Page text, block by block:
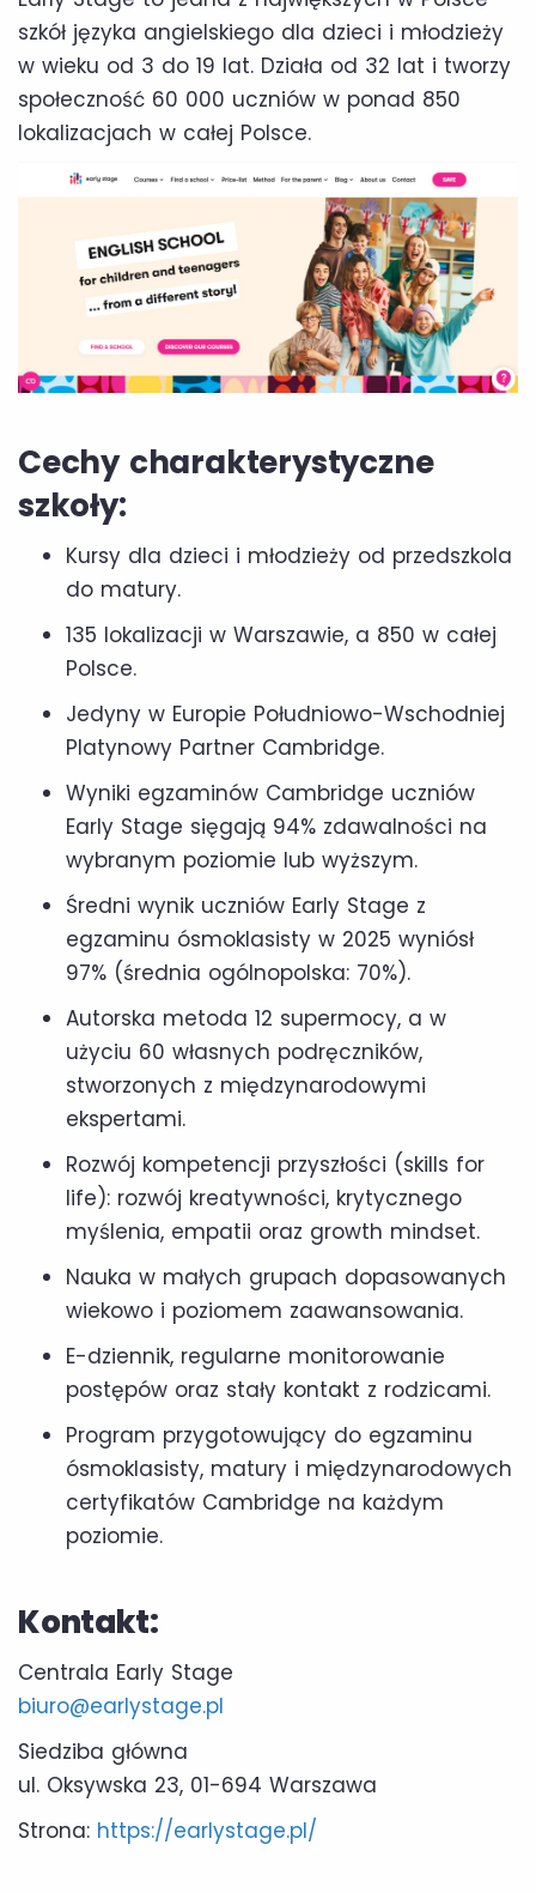
szkół języka angielskiego dla dzieci i młodzieży
w wieku od 3 do 19 lat. Działa od 32 lat i tworzy
społeczność 60 000 uczniów w ponad 850
lokalizacjach w całej Polsce.
Cechy charakterystyczne
szkoły:
Kursy dla dzieci i młodzieży od przedszkola
do matury.
135 lokalizacji w Warszawie, a 850 w całej
Polsce.
Jedyny w Europie Południowo-Wschodniej
Platynowy Partner Cambridge.
Wyniki egzaminów Cambridge uczniów
Early Stage sięgają 94% zdawalności na
wybranym poziomie lub wyższym.
Średni wynik uczniów Early Stage z
egzaminu ósmoklasisty w 2025 wyniósł
97% (średnia ogólnopolska: 70%).
Autorska metoda 12 supermocy, a w
użyciu 60 własnych podręczników,
stworzonych z międzynarodowymi
ekspertami.
Rozwój kompetencji przyszłości (skills for
life): rozwój kreatywności, krytycznego
myślenia, empatii oraz growth mindset.
Nauka w małych grupach dopasowanych
wiekowo i poziomem zaawansowania.
E-dziennik, regularne monitorowanie
postępów oraz stały kontakt z rodzicami.
Program przygotowujący do egzaminu
ósmoklasisty, matury i międzynarodowych
certyfikatów Cambridge na każdym
poziomie.
Kontakt:
Centrala Early Stage
biuro@earlystage.pl
Siedziba główna
ul. Oksywska 23, 01-694 Warszawa
Strona: https://earlystage.pl/